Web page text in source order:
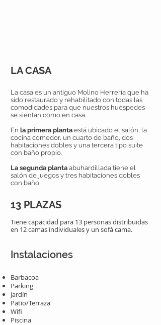
LA CASA
La casa es un antiguo Molino Herrería que ha
sido restaurado y rehabilitado con todas las
comodidades para que nuestros huéspedes
se sientan como en casa.
En la primera planta está ubicado el salón, la
cocina comedor, un cuarto de baño, dos
habitaciones dobles y una tercera tipo suite
con baño propio.
La segunda planta abuhardillada tiene el
salón de juegos y tres habitaciones dobles
con baño
13 PLAZAS
Tiene capacidad para 13 personas distribuidas
en 12 camas individuales y un sofá cama.
Instalaciones
Barbacoa
Parking
Jardín
Patio/Terraza
Wifi
Piscina